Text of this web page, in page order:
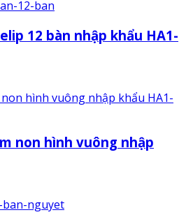
12 bàn nhập khẩu HA1-
non hình vuông nhập